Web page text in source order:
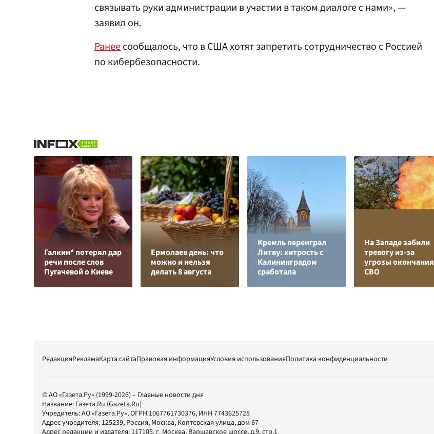
связывать руки администрации в участии в таком диалоге с нами», —
заявил он.
Ранеесообщалось, что в США хотят запретить сотрудничество с Россией
по кибербезопасности.
Галкин* потерял дар
речи после слов
Пугачевой о Киеве
Ермолаев день: что
можно и нельзя
делать 8 августа
Кремль переиграл
Литву: хитрость с
Калининградом
сработала
На Западе забили
тревогу из-за
угрозы окончания
СВО
РедакцияРекламаКарта сайтаПравовая информацияУсловия использованияПолитика конфиденциальности
© АО «Газета.Ру» (1999-2026) – Главные новости дня
Название: Газета.Ru (Gazeta.Ru)
Учредитель:АО «Газета.Ру», ОГРН 1067761730376, ИНН 7743625728
Адрес учредителя: 125239, Россия, Москва, Коптевская улица, дом 67
Адрес редакции и издателя: 117105, г. Москва, Варшавское шоссе, д.9, стр.1